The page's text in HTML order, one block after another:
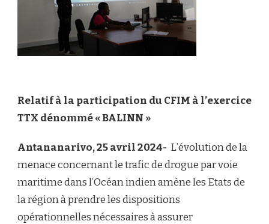
Relatif à la participation du CFIM à l’exercice
TTX dénommé « BALINN »
Antananarivo, 25 avril 2024- L’évolution de la
menace concernant le trafic de drogue par voie
maritime dans l’Océan indien amène les Etats de
la région à prendre les dispositions
opérationnelles nécessaires à assurer